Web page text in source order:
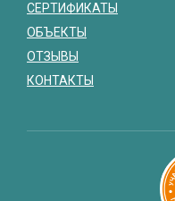
СЕРТИФИКАТЫ
ОБЪЕКТЫ
ОТЗЫВЫ
КОНТАКТЫ